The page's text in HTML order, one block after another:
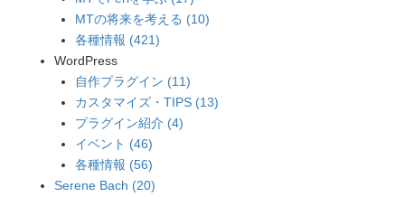
MTの将来を考える (10)
各種情報 (421)
WordPress
自作プラグイン (11)
カスタマイズ・TIPS (13)
プラグイン紹介 (4)
イベント (46)
各種情報 (56)
Serene Bach (20)